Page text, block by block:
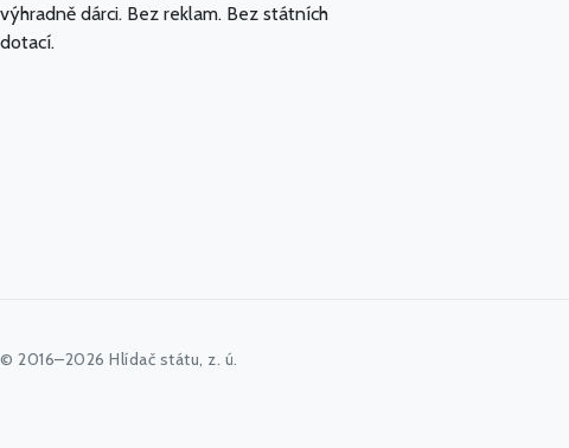
výhradně dárci. Bez reklam. Bez státních
dotací.
© 2016–2026 Hlídač státu, z. ú.